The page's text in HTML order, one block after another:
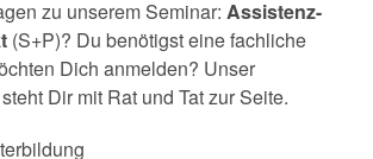
zu unserem Seminar: Assistenz-
(S+P)? Du benötigst eine fachliche
Dich anmelden? Unser
Dir mit Rat und Tat zur Seite.